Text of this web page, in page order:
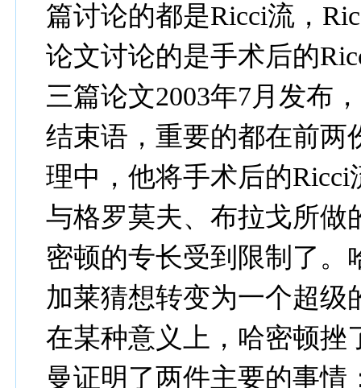
篇讨论的都是Ricci流，
论文讨论的是手术后的
三篇论文2003年7月发布
结束语，重要的都在前两
理中，他将手术后的
与格罗莫夫、布拉戈所做
密顿的专长受到限制了。
加莱猜想转变为一个超级
在某种意义上，哈密顿挫
曼证明了两件主要的事